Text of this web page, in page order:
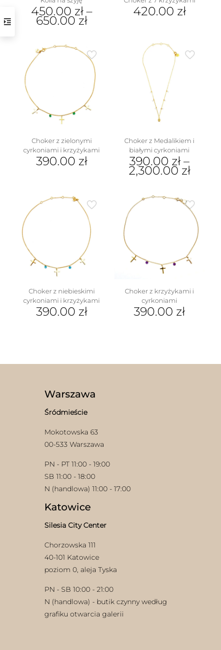
450.00 zł–
650.00 zł
wariantów.
stronie
produktu
420.00 zł
Choker z zielonymi
cyrkoniami i krzyżykami
390.00 zł
Choker z Medalikiem i
białymi cyrkoniami
390.00 zł –
2,300.00 zł
ma
stronie
produktu
Choker z niebieskimi
cyrkoniami i krzyżykami
390.00 zł
Choker z krzyżykami i
cyrkoniami
390.00 zł
Warszawa
Śródmieście
Mokotowska 63
00-533 Warszawa
PN - PT 11:00 - 19:00
SB 11:00 - 18:00
N (handlowa) 11:00 - 17:00
Katowice
Silesia City Center
Chorzowska 111
40-101 Katowice
poziom 0, aleja Tyska
PN - SB 10:00 - 21:00
N (handlowa) - butik czynny według
grafiku otwarcia galerii